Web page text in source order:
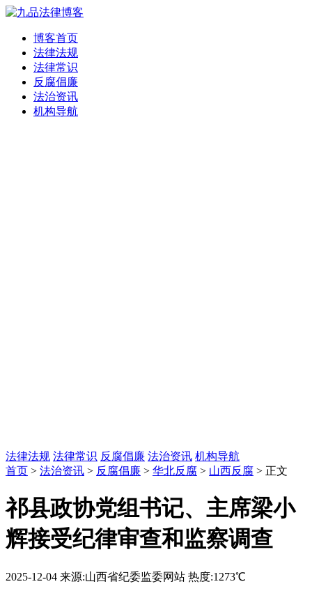
博客首页
法律法规
法律常识
反腐倡廉
法治资讯
机构导航
法律法规 法律常识 反腐倡廉 法治资讯 机构导航
首页 > 法治资讯 > 反腐倡廉 > 华北反腐 > 山西反腐 > 正文
祁县政协党组书记、主席梁小
辉接受纪律审查和监察调查
2025-12-04 来源:山西省纪委监委网站 热度:1273℃